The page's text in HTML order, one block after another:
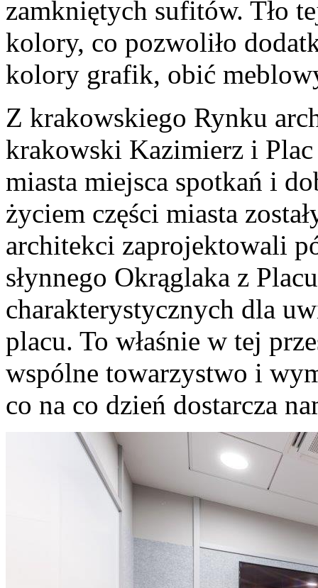
zamkniętych sufitów. Tło
kolory, co pozwoliło
kolory grafik, obić
Z krakowskiego Rynku
krakowski Kazimierz i
miasta miejsca spotkań i
życiem części miasta
architekci zaprojektowali
słynnego Okrąglaka z
charakterystycznych dla
placu. To właśnie w tej
wspólne towarzystwo i
co na co dzień dostarcza